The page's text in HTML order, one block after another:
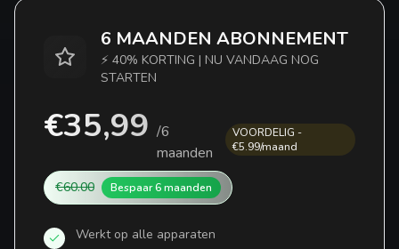
6 MAANDEN ABONNEMENT
⚡ 40% KORTING | NU VANDAAG NOG
STARTEN
€35,99 /6
maanden
VOORDELIG -
€5.99/maand
€60.00 Bespaar6 maanden
Werkt op alle apparaten